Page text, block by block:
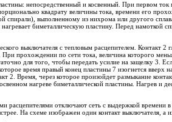
непосредственный и косвенный. При первом
квадрату величины тока, времени его
спирали), выполненному из нихрома или другого
биметаллическую пластину. Перед намоткой
выключателя с тепловым расцепителем. Контакт
прохождении по сети тока, величина которого
для того, чтобы передать усилие на защелку 3.
время правый конец пластины 7 изогнется вверх
2. Время, через которое произойдет размыкание
нагреве биметаллической пластины. Нагрев
расцепителями отключают сеть с выдержкой времени
На схеме изображен один контакт выключателя, а